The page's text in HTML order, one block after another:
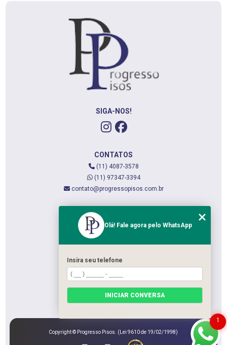
SIGA-NOS!
CONTATOS
(11) 4087-3578
(11) 97347-3394
contato@progressopisos.com.br
QUEM SOMOS
SERVIÇOS
CATEGORIAS
Copyright © Progresso Pisos. (Lei 9610 de 19/02/1998)
1
Olá! Fale agora pelo WhatsApp
Insira seu telefone
INICIAR CONVERSA